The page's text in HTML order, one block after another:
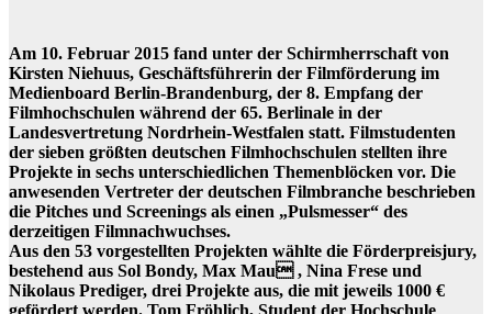
Am 10. Februar 2015 fand unter der Schirmherrschaft von
Kirsten Niehuus, Geschäftsführerin der Filmförderung im
Medienboard Berlin-Brandenburg, der 8. Empfang der
Filmhochschulen während der 65. Berlinale in der
Landesvertretung Nordrhein-Westfalen statt. Filmstudenten
der sieben größten deutschen Filmhochschulen stellten ihre
Projekte in sechs unterschiedlichen Themenblöcken vor. Die
anwesenden Vertreter der deutschen Filmbranche beschrieben
die Pitches und Screenings als einen „Pulsmesser“ des
derzeitigen Filmnachwuchses.
Aus den 53 vorgestellten Projekten wählte die Förderpreisjury,
bestehend aus Sol Bondy, Max Mau , Nina Frese und
Nikolaus Prediger, drei Projekte aus, die mit jeweils 1000 €